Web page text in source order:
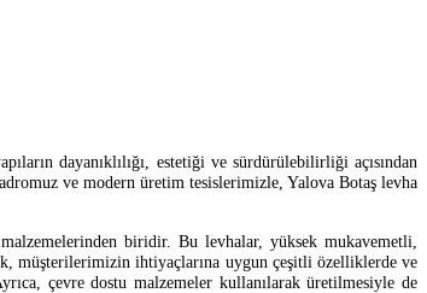
dayanıklılığı, estetiği ve sürdürülebilirliği açısından
ve modern üretim tesislerimizle, Yalova Botaş levha
biridir. Bu levhalar, yüksek mukavemetli,
müşterilerimizin ihtiyaçlarına uygun çeşitli özelliklerde ve
çevre dostu malzemeler kullanılarak üretilmesiyle de